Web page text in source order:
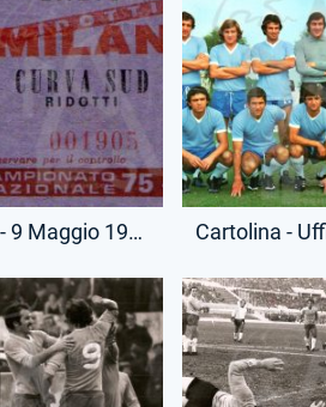
Biglietto - 9 Maggio 1976 - Campionato Serie A - Lazio-Milan